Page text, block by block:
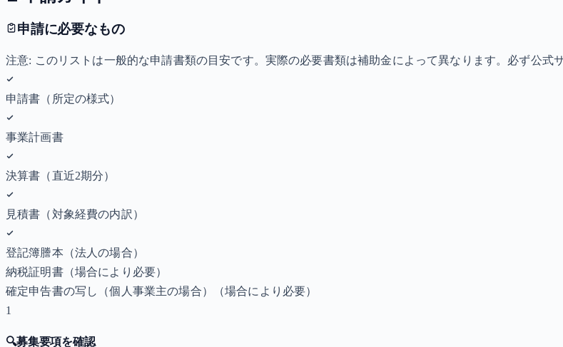
申請に必要なもの
注意: このリストは一般的な申請書類の目安です。実際の必要書類は補助金によって異なります。必ず公式
申請書（所定の様式）
事業計画書
決算書（直近2期分）
見積書（対象経費の内訳）
登記簿謄本（法人の場合）
納税証明書（場合により必要）
確定申告書の写し（個人事業主の場合）
（場合により必要）
1
🔍募集要項を確認